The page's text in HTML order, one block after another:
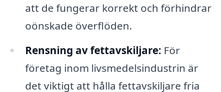
att de fungerar korrekt och förhindrar
oönskade överflöden.
Rensning av fettavskiljare: För
företag inom livsmedelsindustrin är
det viktigt att hålla fettavskiljare fria